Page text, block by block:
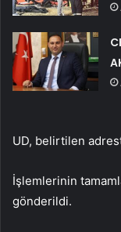
UD, belirtilen
İşlemlerinin
gönderildi.